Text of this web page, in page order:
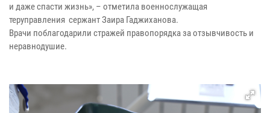
и даже спасти жизнь», – отметила военнослужащая
теруправления сержант Заира Гаджиханова.
Врачи поблагодарили стражей правопорядка за отзывчивость и
неравнодушие.